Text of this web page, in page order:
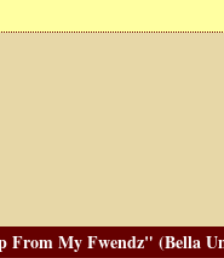
My Fwendz" (Bella